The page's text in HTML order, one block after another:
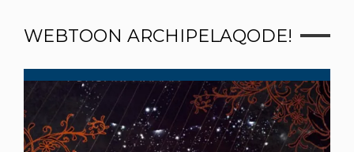
WEBTOON ARCHIPELAQODE!